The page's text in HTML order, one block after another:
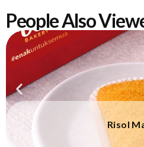
People Also
Risol